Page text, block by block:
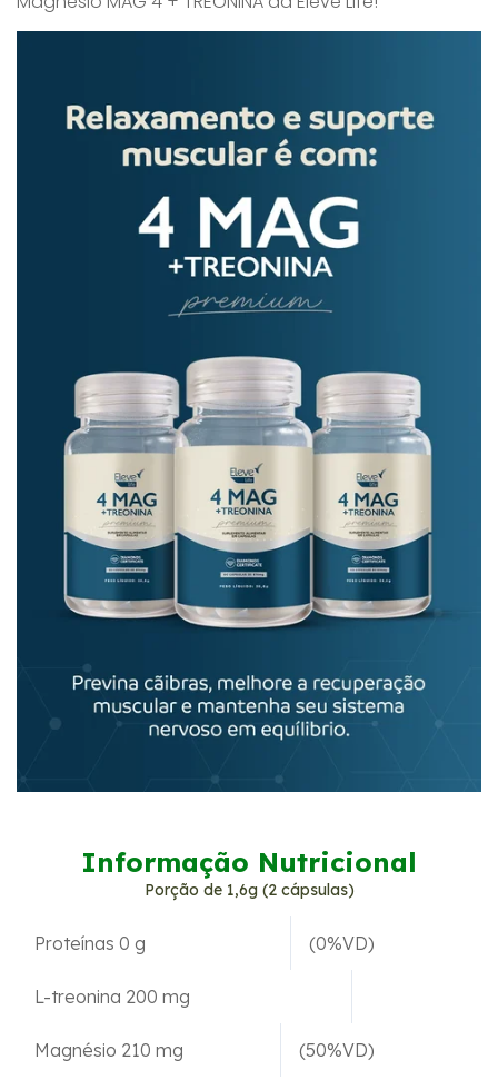
Informação Nutricional
Porção de 1,6g (2 cápsulas)
Proteínas 0 g (0%VD)
L-treonina 200 mg
Magnésio 210 mg (50%VD)